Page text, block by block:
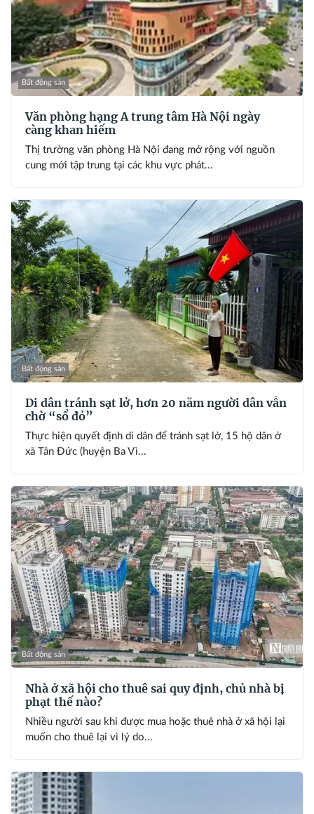
Bất động sản
Văn phòng hạng A trung tâm Hà Nội ngày
càng khan hiếm
Thị trường văn phòng Hà Nội đang mở rộng với nguồn
cung mới tập trung tại các khu vực phát...
Bất động sản
Di dân tránh sạt lở, hơn 20 năm người dân vẫn
chờ “sổ đỏ”
Thực hiện quyết định di dân để tránh sạt lở, 15 hộ dân ở
xã Tân Đức (huyện Ba Vì...
Bất động sản
Nhà ở xã hội cho thuê sai quy định, chủ nhà bị
phạt thế nào?
Nhiều người sau khi được mua hoặc thuê nhà ở xã hội lại
muốn cho thuê lại vì lý do...